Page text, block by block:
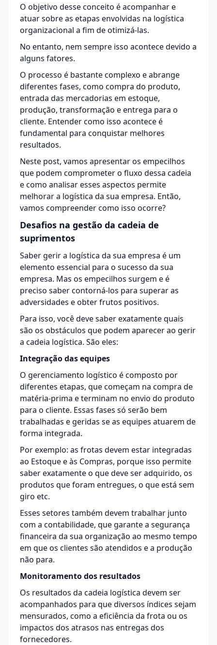
O objetivo desse conceito é acompanhar e
atuar sobre as etapas envolvidas na logística
organizacional a fim de otimizá-las.
No entanto, nem sempre isso acontece devido a
alguns fatores.
O processo é bastante complexo e abrange
diferentes fases, como compra do produto,
entrada das mercadorias em estoque,
produção, transformação e entrega para o
cliente. Entender como isso acontece é
fundamental para conquistar melhores
resultados.
Neste post, vamos apresentar os empecilhos
que podem comprometer o fluxo dessa cadeia
e como analisar esses aspectos permite
melhorar a logística da sua empresa. Então,
vamos compreender como isso ocorre?
Desafios na gestão da cadeia de
suprimentos
Saber gerir a logística da sua empresa é um
elemento essencial para o sucesso da sua
empresa. Mas os empecilhos surgem e é
preciso saber contorná-los para superar as
adversidades e obter frutos positivos.
Para isso, você deve saber exatamente quais
são os obstáculos que podem aparecer ao gerir
a cadeia logística. São eles:
Integração das equipes
O gerenciamento logístico é composto por
diferentes etapas, que começam na compra de
matéria-prima e terminam no envio do produto
para o cliente. Essas fases só serão bem
trabalhadas e geridas se as equipes atuarem de
forma integrada.
Por exemplo: as frotas devem estar integradas
ao Estoque e às Compras, porque isso permite
saber exatamente o que deve ser adquirido, os
produtos que foram entregues, o que está sem
giro etc.
Esses setores também devem trabalhar junto
com a contabilidade, que garante a segurança
financeira da sua organização ao mesmo tempo
em que os clientes são atendidos e a produção
não para.
Monitoramento dos resultados
Os resultados da cadeia logística devem ser
acompanhados para que diversos índices sejam
mensurados, como a eficiência da frota ou os
impactos dos atrasos nas entregas dos
fornecedores.